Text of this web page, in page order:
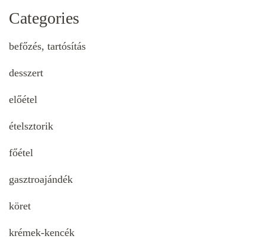
Categories
befőzés, tartósítás
desszert
előétel
ételsztorik
főétel
gasztroajándék
köret
krémek-kencék